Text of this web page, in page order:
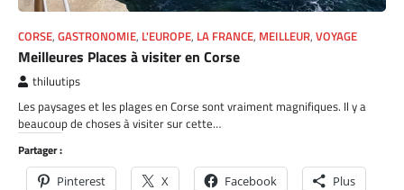
CORSE, GASTRONOMIE, L'EUROPE, LA FRANCE, MEILLEUR, VOYAGE
Meilleures Places à visiter en Corse
thiluutips
Les paysages et les plages en Corse sont vraiment magnifiques. Il y a
beaucoup de choses à visiter sur cette…
Partager :
Pinterest X Facebook Plus